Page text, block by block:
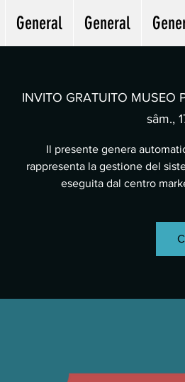
General General
INVITO GRATUITO MUSEO
sâm.,
Il presente genera
rappresenta la gestione del
eseguita dal centro